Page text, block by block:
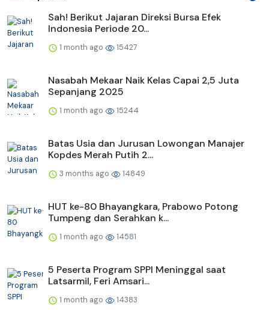
Sah! Berikut Jajaran Direksi Bursa Efek
Indonesia Periode 20...
1 month ago 15427
Nasabah Mekaar Naik Kelas Capai 2,5 Juta
Sepanjang 2025
1 month ago 15244
Batas Usia dan Jurusan Lowongan Manajer
Kopdes Merah Putih 2...
3 months ago 14849
HUT ke-80 Bhayangkara, Prabowo Potong
Tumpeng dan Serahkan k...
1 month ago 14581
5 Peserta Program SPPI Meninggal saat
Latsarmil, Feri Amsari...
1 month ago 14383